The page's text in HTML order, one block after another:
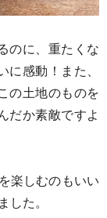
のに、重たくな
感動！また、
の土地のものを
だか素敵ですよ
楽しむのもいい
した。